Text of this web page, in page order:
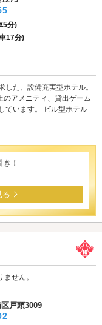
5分)
17分)
た、設備充実型ホテル。
アメニティ、貸出ゲーム
ています。 ビル型ホテル
！
る
せん。
戸頭3009